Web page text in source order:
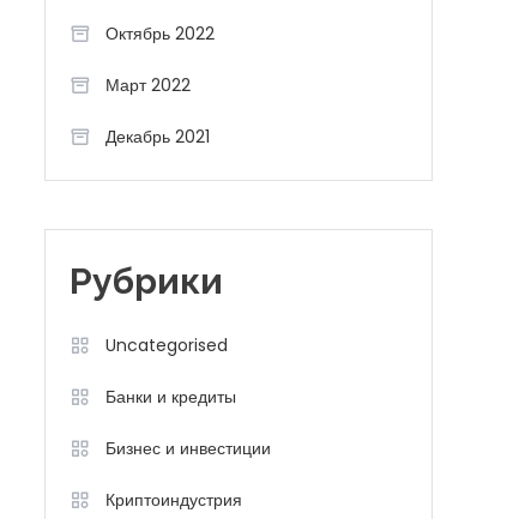
Октябрь 2022
Март 2022
Декабрь 2021
Рубрики
Uncategorised
Банки и кредиты
Бизнес и инвестиции
Криптоиндустрия